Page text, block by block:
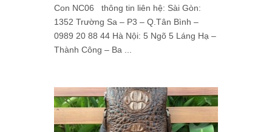
Con NC06 thông tin liên hệ: Sài Gòn:
1352 Trường Sa – P3 – Q.Tân Bình –
0989 20 88 44 Hà Nội: 5 Ngõ 5 Láng Hạ –
Thành Công – Ba ...